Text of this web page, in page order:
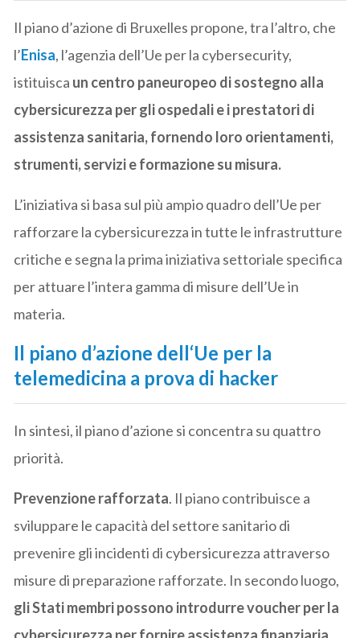
Il piano d’azione di Bruxelles propone, tra l’altro, che
l’Enisa, l’agenzia dell’Ue per la cybersecurity,
istituisca un centro paneuropeo di sostegno alla
cybersicurezza per gli ospedali e i prestatori di
assistenza sanitaria, fornendo loro orientamenti,
strumenti, servizi e formazione su misura.
L’iniziativa si basa sul più ampio quadro dell’Ue per
rafforzare la cybersicurezza in tutte le infrastrutture
critiche e segna la prima iniziativa settoriale specifica
per attuare l’intera gamma di misure dell’Ue in
materia.
Il piano d’azione dell‘Ue per la
telemedicina a prova di hacker
In sintesi, il piano d’azione si concentra su quattro
priorità.
Prevenzione rafforzata. Il piano contribuisce a
sviluppare le capacità del settore sanitario di
prevenire gli incidenti di cybersicurezza attraverso
misure di preparazione rafforzate. In secondo luogo,
gli Stati membri possono introdurre voucher per la